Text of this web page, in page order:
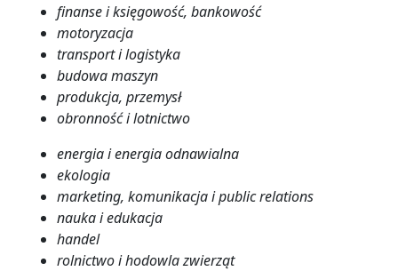
finanse i księgowość, bankowość
motoryzacja
transport i logistyka
budowa maszyn
produkcja, przemysł
obronność i lotnictwo
energia i energia odnawialna
ekologia
marketing, komunikacja i public relations
nauka i edukacja
handel
rolnictwo i hodowla zwierząt